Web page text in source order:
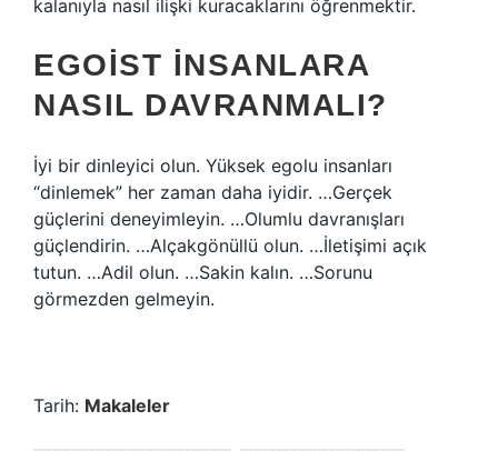
kalanıyla nasıl ilişki kuracaklarını öğrenmektir.
EGOIST INSANLARA
NASIL DAVRANMALI?
İyi bir dinleyici olun. Yüksek egolu insanları
“dinlemek” her zaman daha iyidir. …Gerçek
güçlerini deneyimleyin. …Olumlu davranışları
güçlendirin. …Alçakgönüllü olun. …İletişimi açık
tutun. …Adil olun. …Sakin kalın. …Sorunu
görmezden gelmeyin.
Tarih: Makaleler